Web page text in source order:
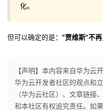
化。
但可以确定的是： “贾维斯”不
【声明】本内容来自华为云
华为云开发者社区的观点和
（华为云社区）、文章链接
和本社区有权追究责任。如